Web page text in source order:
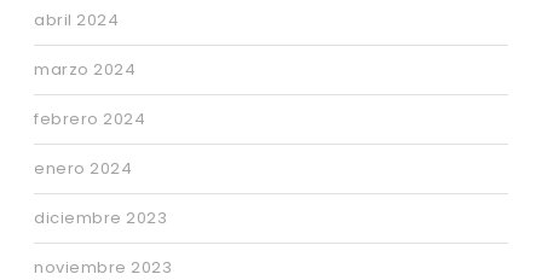
abril 2024
marzo 2024
febrero 2024
enero 2024
diciembre 2023
noviembre 2023